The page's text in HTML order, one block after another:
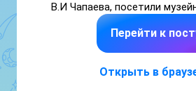
В.И Чапаева, посетили
посвященную
операции. Специалисты КДЦ
ребят с образцами
целевого назначения, с
Перейти к
Открыть в